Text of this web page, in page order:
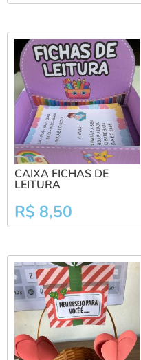
CAIXA FICHAS DE
LEITURA
R$ 8,50